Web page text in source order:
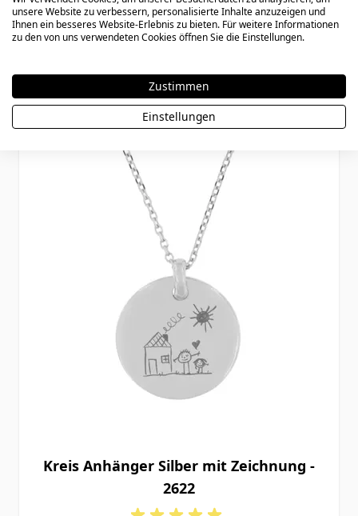
Sodalith Perlen Armband mit Gravur -
2570
Kreis Anhänger Silber mit Zeichnung -
2622
unsere Website zu verbessern, personalisierte Inhalte anzuzeigen und
Ihnen ein besseres Website-Erlebnis zu bieten. Für weitere Informationen
zu den von uns verwendeten Cookies öffnen Sie die Einstellungen.
Zustimmen
Einstellungen